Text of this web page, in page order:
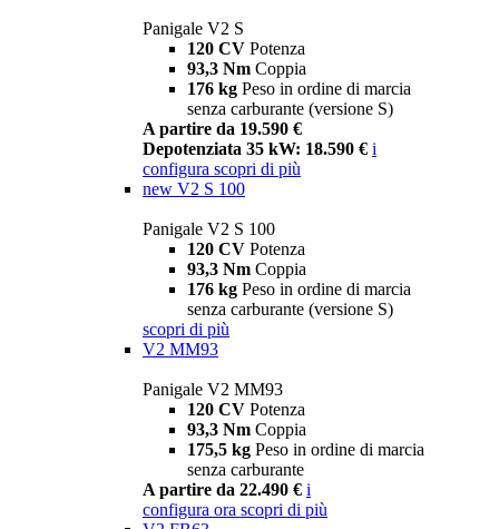
Panigale V2 S
120 CV Potenza
93,3 Nm Coppia
176 kg Peso in ordine di marcia
senza carburante (versione S)
A partire da 19.590 €
Depotenziata 35 kW: 18.590 € i
configura scopri di più
new V2 S 100
Panigale V2 S 100
120 CV Potenza
93,3 Nm Coppia
176 kg Peso in ordine di marcia
senza carburante (versione S)
scopri di più
V2 MM93
Panigale V2 MM93
120 CV Potenza
93,3 Nm Coppia
175,5 kg Peso in ordine di marcia
senza carburante
A partire da 22.490 € i
configura ora scopri di più